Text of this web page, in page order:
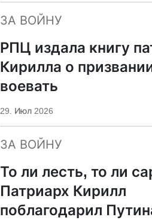
ЗА ВОЙНУ
РПЦ издала книгу
Кирилла о
воевать
29. Июл 2026
ЗА ВОЙНУ
То ли лесть, то ли
Патриарх Кирилл
поблагодарил